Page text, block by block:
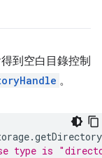
到空白目錄控制
。
.getDirectory
type is